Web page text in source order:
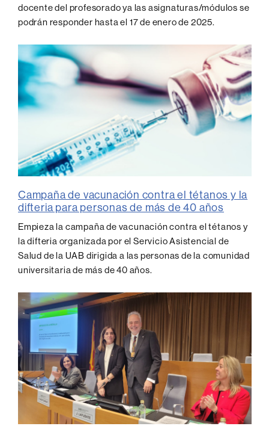
docente del profesorado ya las asignaturas/módulos se
podrán responder hasta el 17 de enero de 2025.
Campaña de vacunación contra el tétanos y la
difteria para personas de más de 40 años
Empieza la campaña de vacunación contra el tétanos y
la difteria organizada por el Servicio Asistencial de
Salud de la UAB dirigida a las personas de la comunidad
universitaria de más de 40 años.